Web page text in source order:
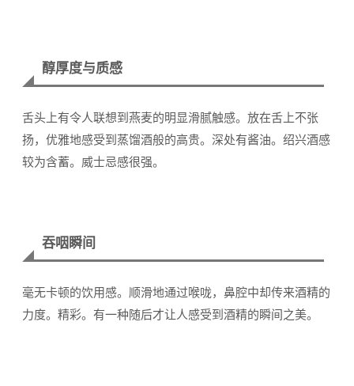
醇厚度与质感
舌头上有令人联想到燕麦的明显滑腻触感。放在舌上不张
扬，优雅地感受到蒸馏酒般的高贵。深处有酱油。绍兴酒感
较为含蓄。威士忌感很强。
吞咽瞬间
毫无卡顿的饮用感。顺滑地通过喉咙，鼻腔中却传来酒精的
力度。精彩。有一种随后才让人感受到酒精的瞬间之美。